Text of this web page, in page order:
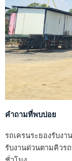
คำถามที่พบบ่อย
รถเครนระยองรับงา
รับงานด่วนตามคิวร